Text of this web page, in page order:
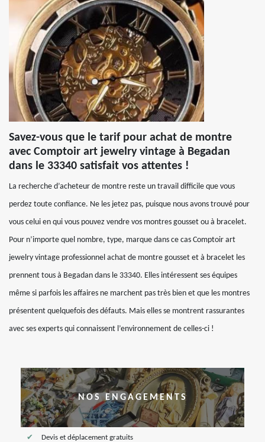
Savez-vous que le tarif pour achat de montre
avec Comptoir art jewelry vintage à Begadan
dans le 33340 satisfait vos attentes !
La recherche d’acheteur de montre reste un travail difficile que vous
perdez toute confiance. Ne les jetez pas, puisque nous avons trouvé pour
vous celui en qui vous pouvez vendre vos montres gousset ou à bracelet.
Pour n’importe quel nombre, type, marque dans ce cas Comptoir art
jewelry vintage professionnel achat de montre gousset et à bracelet les
prennent tous à Begadan dans le 33340. Elles intéressent ses équipes
même si parfois les affaires ne marchent pas très bien et que les montres
présentent quelquefois des défauts. Mais elles se montrent rassurantes
avec ses experts qui connaissent l’environnement de celles-ci !
NOS ENGAGEMENTS
Devis et déplacement gratuits